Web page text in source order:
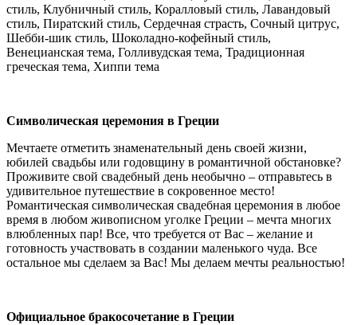
стиль, Клубничный стиль, Коралловый стиль, Лавандовый
стиль, Пиратский стиль, Сердечная страсть, Сочный цитрус,
Шебби-шик стиль, Шоколадно-кофейный стиль,
Венецианская тема, Голливудская тема, Традиционная
греческая тема, Хиппи тема
Символическая церемония в Греции
Мечтаете отметить знаменательный день своей жизни,
юбилей свадьбы или годовщину в романтичной обстановке?
Проживите свой свадебный день необычно – отправьтесь в
удивительное путешествие в сокровенное место!
Романтическая символическая свадебная церемония в любое
время в любом живописном уголке Греции – мечта многих
влюбленных пар! Все, что требуется от Вас – желание и
готовность участвовать в создании маленького чуда. Все
остальное мы сделаем за Вас! Мы делаем мечты реальностью!
Официальное бракосочетание в Греции